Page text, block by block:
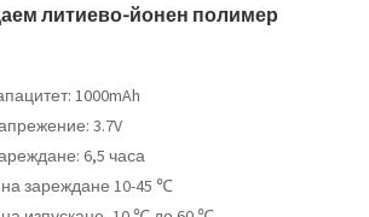
литиево-йонен полимер
1000mAh
3.7V
6,5 часа
зареждане 10-45 ℃